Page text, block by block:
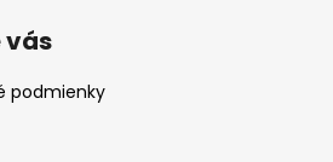
vás
podmienky